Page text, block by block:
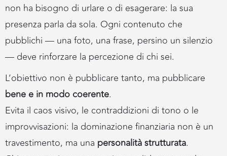
non ha bisogno di urlare o di esagerare: la sua
presenza parla da sola. Ogni contenuto che
pubblichi — una foto, una frase, persino un silenzio
— deve rinforzare la percezione di chi sei.
L’obiettivo non è pubblicare tanto, ma pubblicare
bene e in modo coerente.
Evita il caos visivo, le contraddizioni di tono o le
improvvisazioni: la dominazione finanziaria non è un
travestimento, ma una personalità strutturata.